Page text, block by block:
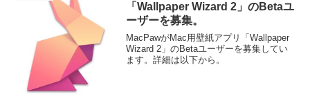
「Wallpaper Wizard 2」のBetaユ
ーザーを募集。
MacPawがMac用壁紙アプリ「Wallpaper
Wizard 2」のBetaユーザーを募集してい
ます。詳細は以下から。